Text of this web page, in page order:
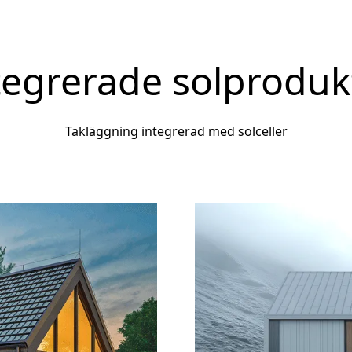
Takläggning integrerad med solceller